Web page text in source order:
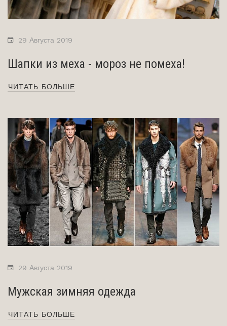
29 Августа 2019
Шапки из меха - мороз не помеха!
ЧИТАТЬ БОЛЬШЕ
29 Августа 2019
Мужская зимняя одежда
ЧИТАТЬ БОЛЬШЕ